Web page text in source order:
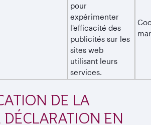
pour
expérimenter
l'efficacité des
publicités sur les
sites web
utilisant leurs
services.
DE LA
DÉCLARATION EN